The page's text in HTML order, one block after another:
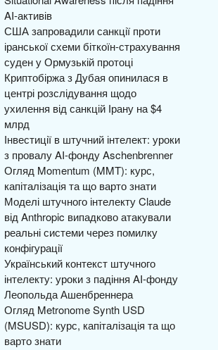
AI-активів
США запровадили санкції проти
іранської схеми біткоїн-страхування
суден у Ормузькій протоці
Криптобіржа з Дубая опинилася в
центрі розслідування щодо
ухилення від санкцій Ірану на $4
млрд
Інвестиції в штучний інтелект: уроки
з провалу AI-фонду Aschenbrenner
Огляд Momentum (MMT): курс,
капіталізація та що варто знати
Моделі штучного інтелекту Claude
від Anthropic випадково атакували
реальні системи через помилку
конфігурації
Український контекст штучного
інтелекту: уроки з падіння AI-фонду
Леопольда Ашенбреннера
Огляд Metronome Synth USD
(MSUSD): курс, капіталізація та що
варто знати